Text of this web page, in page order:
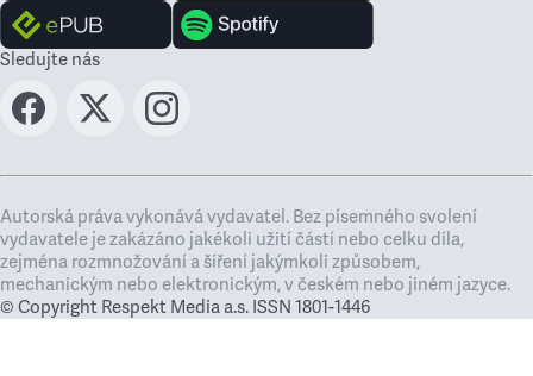
Sledujte nás
Autorská práva vykonává vydavatel. Bez písemného svolení
vydavatele je zakázáno jakékoli užití částí nebo celku díla,
zejména rozmnožování a šíření jakýmkoli způsobem,
mechanickým nebo elektronickým, v českém nebo jiném jazyce.
© Copyright Respekt Media a.s. ISSN 1801-1446